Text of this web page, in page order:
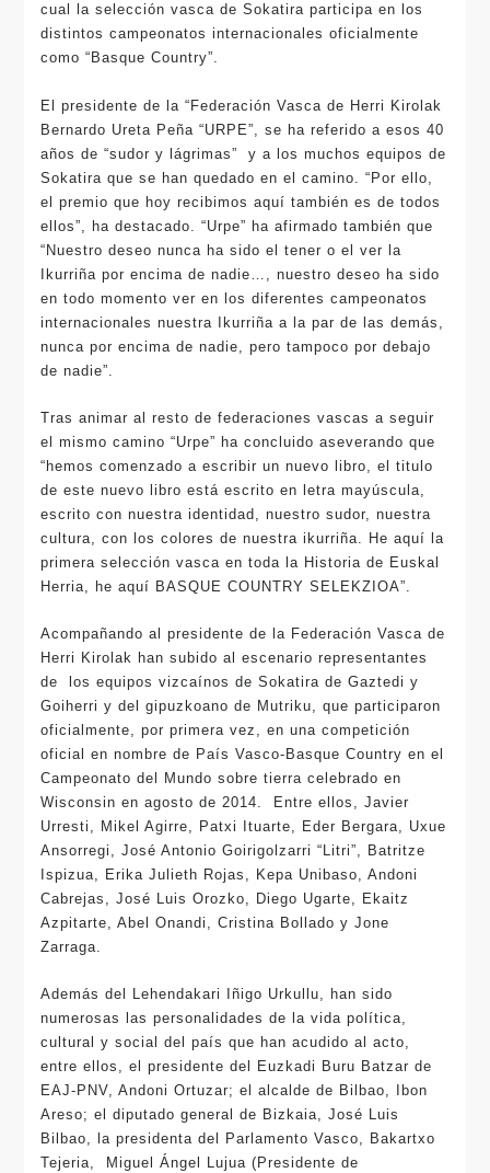
cual la selección vasca de Sokatira participa en los
distintos campeonatos internacionales oficialmente
como “Basque Country”.
El presidente de la “Federación Vasca de Herri Kirolak
Bernardo Ureta Peña “URPE”, se ha referido a esos 40
años de “sudor y lágrimas” y a los muchos equipos de
Sokatira que se han quedado en el camino. “Por ello,
el premio que hoy recibimos aquí también es de todos
ellos”, ha destacado. “Urpe” ha afirmado también que
“Nuestro deseo nunca ha sido el tener o el ver la
Ikurriña por encima de nadie…, nuestro deseo ha sido
en todo momento ver en los diferentes campeonatos
internacionales nuestra Ikurriña a la par de las demás,
nunca por encima de nadie, pero tampoco por debajo
de nadie”.
Tras animar al resto de federaciones vascas a seguir
el mismo camino “Urpe” ha concluido aseverando que
“hemos comenzado a escribir un nuevo libro, el titulo
de este nuevo libro está escrito en letra mayúscula,
escrito con nuestra identidad, nuestro sudor, nuestra
cultura, con los colores de nuestra ikurriña. He aquí la
primera selección vasca en toda la Historia de Euskal
Herria, he aquí BASQUE COUNTRY SELEKZIOA”.
Acompañando al presidente de la Federación Vasca de
Herri Kirolak han subido al escenario representantes
de los equipos vizcaínos de Sokatira de Gaztedi y
Goiherri y del gipuzkoano de Mutriku, que participaron
oficialmente, por primera vez, en una competición
oficial en nombre de País Vasco-Basque Country en el
Campeonato del Mundo sobre tierra celebrado en
Wisconsin en agosto de 2014. Entre ellos, Javier
Urresti, Mikel Agirre, Patxi Ituarte, Eder Bergara, Uxue
Ansorregi, José Antonio Goirigolzarri “Litri”, Batritze
Ispizua, Erika Julieth Rojas, Kepa Unibaso, Andoni
Cabrejas, José Luis Orozko, Diego Ugarte, Ekaitz
Azpitarte, Abel Onandi, Cristina Bollado y Jone
Zarraga.
Además del Lehendakari Iñigo Urkullu, han sido
numerosas las personalidades de la vida política,
cultural y social del país que han acudido al acto,
entre ellos, el presidente del Euzkadi Buru Batzar de
EAJ-PNV, Andoni Ortuzar; el alcalde de Bilbao, Ibon
Areso; el diputado general de Bizkaia, José Luis
Bilbao, la presidenta del Parlamento Vasco, Bakartxo
Tejeria, Miguel Ángel Lujua (Presidente de